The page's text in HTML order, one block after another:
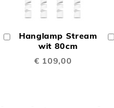
Hanglamp Stream
wit 80cm
€ 109,00
Winkelwagen